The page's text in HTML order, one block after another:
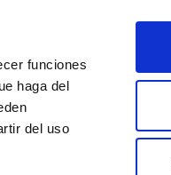
funciones
haga del
del uso